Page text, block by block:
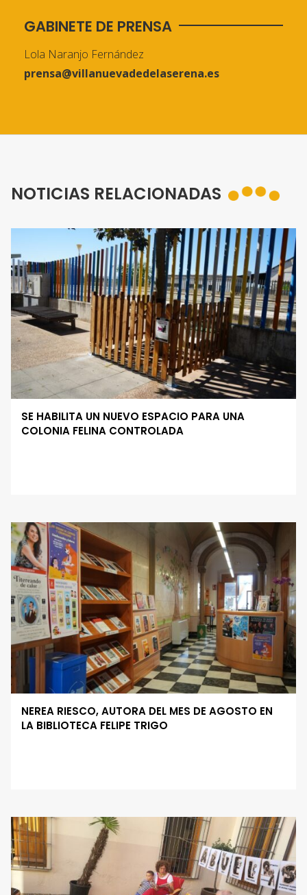
GABINETE DE PRENSA
Lola Naranjo Fernández
prensa@villanuevadedelaserena.es
NOTICIAS RELACIONADAS
SE HABILITA UN NUEVO ESPACIO PARA UNA
COLONIA FELINA CONTROLADA
NEREA RIESCO, AUTORA DEL MES DE AGOSTO EN
LA BIBLIOTECA FELIPE TRIGO